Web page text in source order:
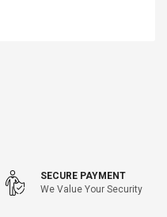
SECURE PAYMENT
We Value Your Security